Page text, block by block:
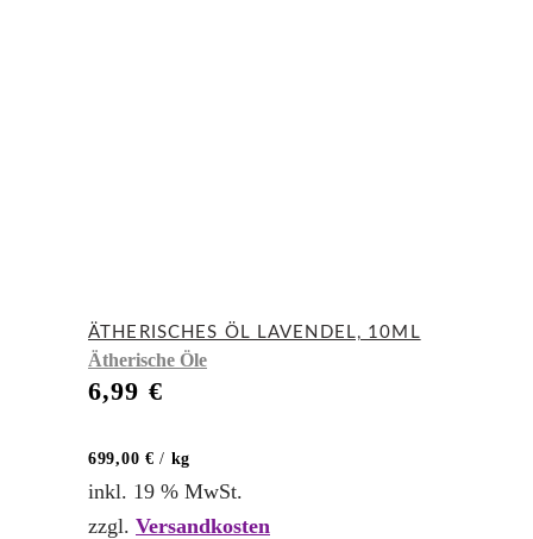
ÄTHERISCHES ÖL LAVENDEL, 10ML
Ätherische Öle
6,99 €
699,00 € / kg
inkl. 19 % MwSt.
zzgl. Versandkosten